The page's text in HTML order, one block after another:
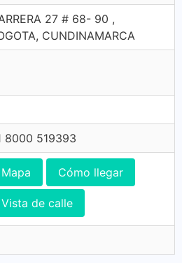
27 # 68- 90 ,
CUNDINAMARCA
8000 519393
Mapa Cómo llegar
Vista de calle